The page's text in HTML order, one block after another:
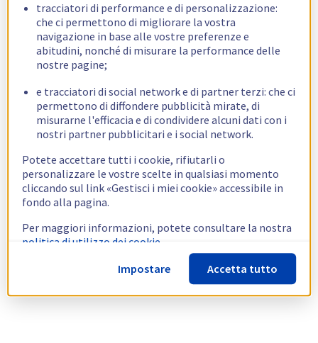
tracciatori di performance e di personalizzazione:
che ci permettono di migliorare la vostra
navigazione in base alle vostre preferenze e
abitudini, nonché di misurare la performance delle
nostre pagine;
e tracciatori di social network e di partner terzi: che ci
permettono di diffondere pubblicità mirate, di
misurarne l'efficacia e di condividere alcuni dati con i
nostri partner pubblicitari e i social network.
Potete accettare tutti i cookie, rifiutarli o
personalizzare le vostre scelte in qualsiasi momento
cliccando sul link «Gestisci i miei cookie» accessibile in
fondo alla pagina.
Per maggiori informazioni, potete consultare la nostra
politica di utilizzo dei cookie.
Impostare
Accetta tutto